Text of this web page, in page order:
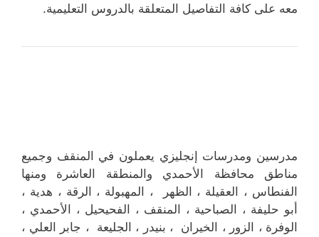
معه على كافة التفاصيل المتعلقة بالدروس التعليمية.
مدرسين ومدرسات إنجليزي يعملون في المنقف وجميع
مناطق محافظة الأحمدي والمنطقة العاشرة ومنها
الفنطاس ، العقيلة ، الظهر ، المهبولة ، الرقة ، هدية ،
أبو حليفة ، الصباحية ، المنقف ، الفحيحيل ، الأحمدي ،
الوفرة ، الزور ، الخيران ، بنيدر ، الجليعة ، جابر العلي ،